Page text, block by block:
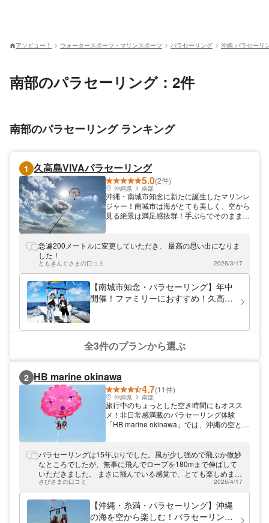
アソビュー！ ウォータースポーツ・マリンスポーツ パラセーリング 沖縄 パラセーリ
南部のパラセーリング：2件
南部のパラセーリング ランキング
1 久高島VIVAパラセーリング
5.0(2件)
沖縄県 南部
沖縄・南城市知念に新たに誕生したマリンレ
ジャー！南城市は海がとても美しく、空から
見る絶景は満足感抜群！手ぶらでそのまま参
る体験をぜひ♪ 南城市にある斎場御嶽（せー
観光の時に、空から一望することができま
す。普段では味わえない空の上から風を感じ
る空中散歩で、ぜひ楽しい沖縄での思い出で
に加えてください！
急遽200メートルに変更していただき、 最高の思い出になりま
した！
ともきんぐさまの口コミ 2026/3/17
【南城市知念・パラセーリング】年中
開催！ファミリーにおすすめ！久高島
緒に楽しめる！（50m）
全3件のプランから選ぶ
2 HB marine okinawa
4.7(11件)
沖縄県 南部
旅行中のちょっとした空き時間にもオスス
メ！非日常感満載のパラセーリング体験
「HB marine okinawa」では、沖縄の空と海
エメラルドグリーンの世界に感動すること間
違いなし！日常では味わえないスリルと絶景
が待っていますよ！那覇から車で約20分と
アクセスも抜群です。ぜひ沖縄旅行の際は遊
びに来てくださいね！
パラセーリングは15年ぶりでした。風が少し強めで飛ぶか微妙
なところでしたが、無事に飛んでロープを180mまで伸ばして
いただきました。 まさに飛んでいる感覚で、とても楽しめまし
た。 スタッフの方も丁寧で、体調やメンタル(最初ビビってた
のでw)を都度気にかけていただき、助かりました。 船から動画
や写真を撮っていただき、見返して思い出に浸ることができま
した。
さぴさまの口コミ 2026/4/17
【沖縄・糸満・パラセーリング】沖縄
の海を空から楽しむ！パラセーリング